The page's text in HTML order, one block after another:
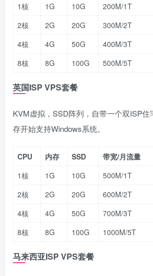
1核
1G 10G 200M/1T
2核
2G 20G 300M/2T
4核
4G 50G 400M/3T
8核
8G 100G 500M/5T
英国ISP VPS套餐
KVM虚拟，SSD阵列，自带一个双ISP住
存开始支持Windows系统。
CPU 内存 SSD 带宽/月流量
1核
1G 10G 500M/1T
2核
2G 20G 600M/2T
4核
4G 50G 700M/3T
8核
8G 100G 1000M/5T
马来西亚ISP VPS套餐